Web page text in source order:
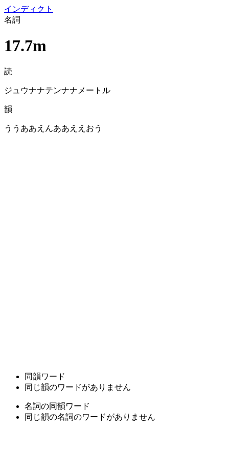
インディクト
名詞
17.7m
読
ジュウナナテンナナメートル
韻
ううああえんああええおう
同韻ワード
同じ韻のワードがありません
名詞の同韻ワード
同じ韻の名詞のワードがありません